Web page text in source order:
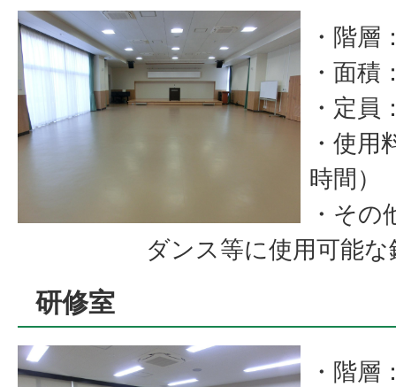
・階層
・面積
・定員
・使
時間）
・その
ダンス等に使用可能な
研修室
・階層